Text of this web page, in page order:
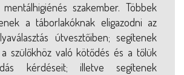
mentálhigiénés szakember. Többek
a táborlakóknak eligazodni az
útvesztőiben; segítenek
a szülőkhöz való kötődés és a tőlük
kérdéseit; illetve segítenek